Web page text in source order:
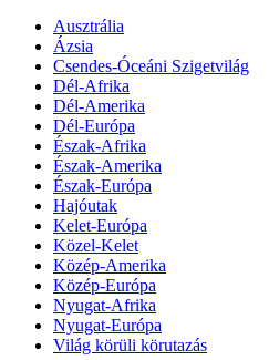
Ausztrália
Ázsia
Csendes-Óceáni Szigetvilág
Dél-Afrika
Dél-Amerika
Dél-Európa
Észak-Afrika
Észak-Amerika
Észak-Európa
Hajóutak
Kelet-Európa
Közel-Kelet
Közép-Amerika
Közép-Európa
Nyugat-Afrika
Nyugat-Európa
Világ körüli körutazás